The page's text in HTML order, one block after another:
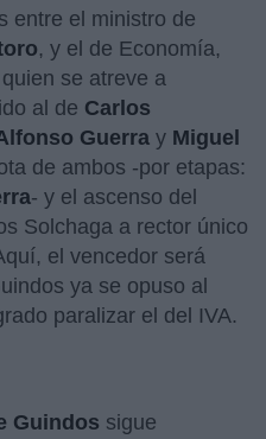
entre el ministro de
, y el de Economía,
se atreve a
al de Carlos
Guerra y Miguel
de ambos -por etapas:
- y el ascenso del
Solchaga a rector único
el vencedor será
ya se opuso al
paralizar el del IVA.
Guindos sigue